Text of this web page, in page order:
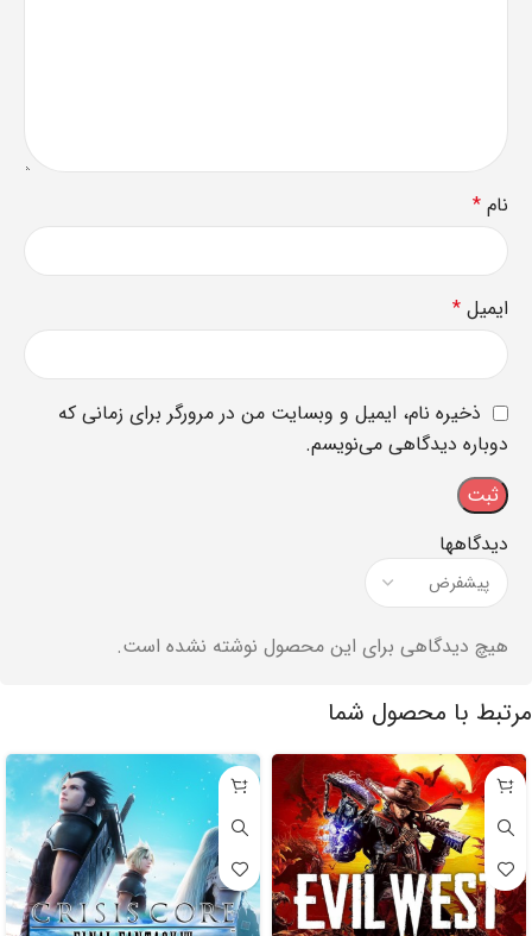
دیدگاهها
هیچ دیدگاهی برای این محصول نوشته نشده است.
نام *
ایمیل *
ذخیره نام، ایمیل و وبسایت من در مرورگر برای زمانی که
دوباره دیدگاهی می‌نویسم.
مرتبط با محصول شما